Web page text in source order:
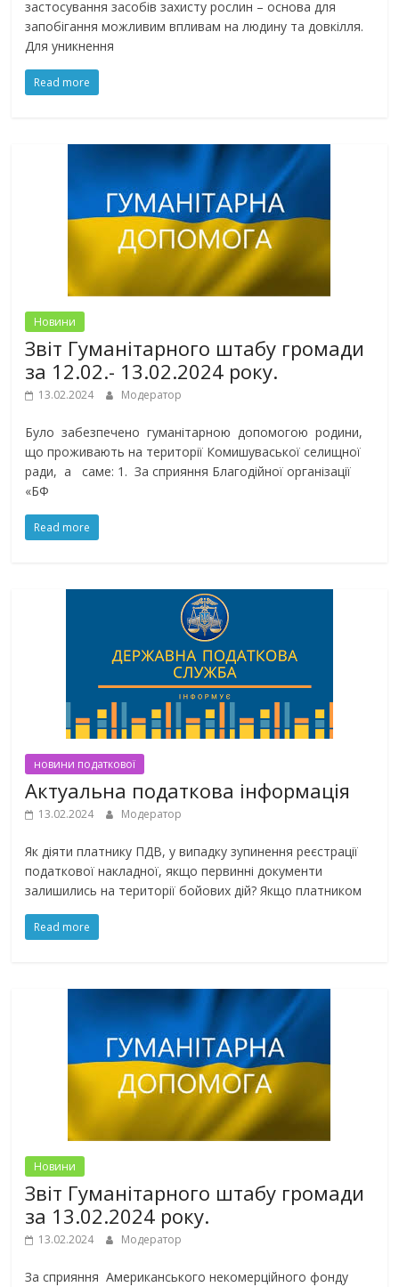
застосування засобів захисту рослин – основа для
запобігання можливим впливам на людину та довкілля.
Для уникнення
Read more
Новини
Звіт Гуманітарного штабу громади
за 12.02.- 13.02.2024 року.
13.02.2024 Модератор
Було забезпечено гуманітарною допомогою родини,
що проживають на території Комишуваської селищної
ради, а саме: 1. За сприяння Благодійної організації
«БФ
Read more
новини податкової
Актуальна податкова інформація
13.02.2024 Модератор
Як діяти платнику ПДВ, у випадку зупинення реєстрації
податкової накладної, якщо первинні документи
залишились на території бойових дій? Якщо платником
Read more
Новини
Звіт Гуманітарного штабу громади
за 13.02.2024 року.
13.02.2024 Модератор
За сприяння Американського некомерційного фонду